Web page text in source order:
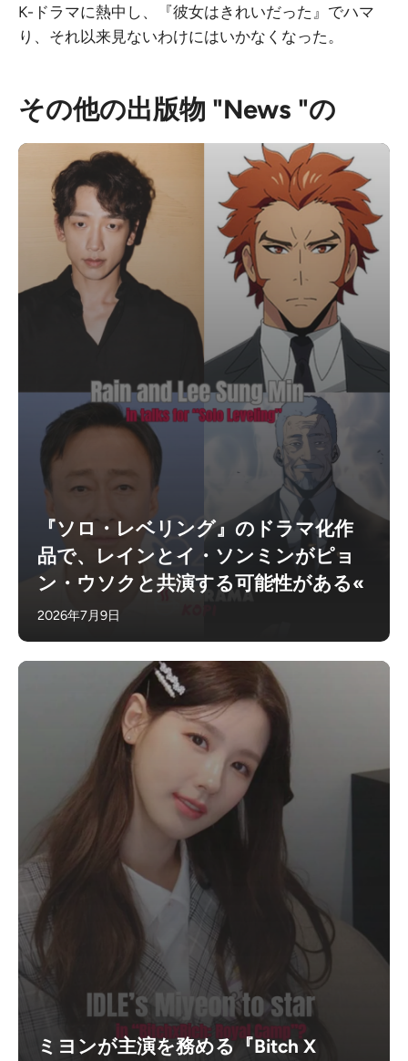
K-ドラマに熱中し、『彼女はきれいだった』でハマ
り、それ以来見ないわけにはいかなくなった。
その他の出版物 "News "の
『ソロ・レベリング』のドラマ化作
品で、レインとイ・ソンミンがピョ
ン・ウソクと共演する可能性がある«
2026年7月9日
ミヨンが主演を務める『Bitch X